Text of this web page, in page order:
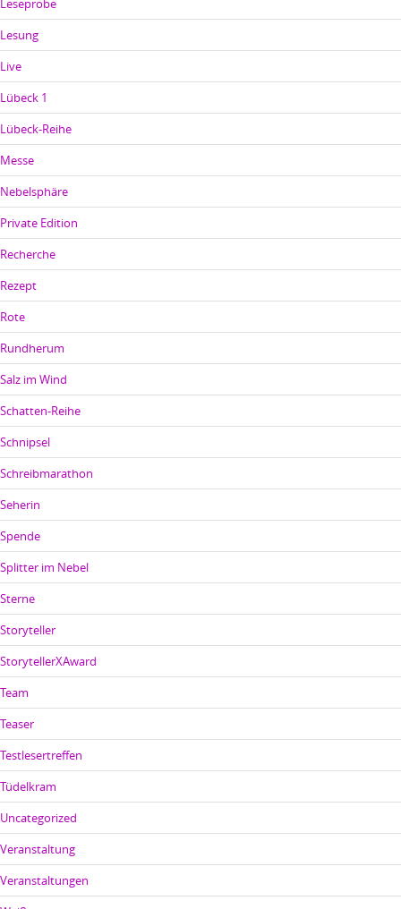
Leseprobe
Lesung
Live
Lübeck 1
Lübeck-Reihe
Messe
Nebelsphäre
Private Edition
Recherche
Rezept
Rote
Rundherum
Salz im Wind
Schatten-Reihe
Schnipsel
Schreibmarathon
Seherin
Spende
Splitter im Nebel
Sterne
Storyteller
StorytellerXAward
Team
Teaser
Testlesertreffen
Tüdelkram
Uncategorized
Veranstaltung
Veranstaltungen